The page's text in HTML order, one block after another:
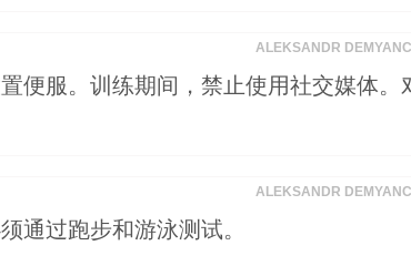
ALEKSANDR
便服。训练期间，禁止使用社交媒体。
ALEKSANDR
通过跑步和游泳测试。